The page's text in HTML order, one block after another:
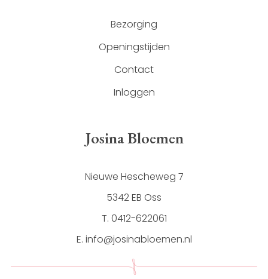
Bezorging
Openingstijden
Contact
Inloggen
Josina Bloemen
Nieuwe Hescheweg 7
5342 EB Oss
T. 0412-622061
E. info@josinabloemen.nl